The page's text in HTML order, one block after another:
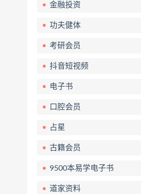
金融投资
功夫健体
考研会员
抖音短视频
电子书
口腔会员
占星
古籍会员
9500本易学电子书
道家资料